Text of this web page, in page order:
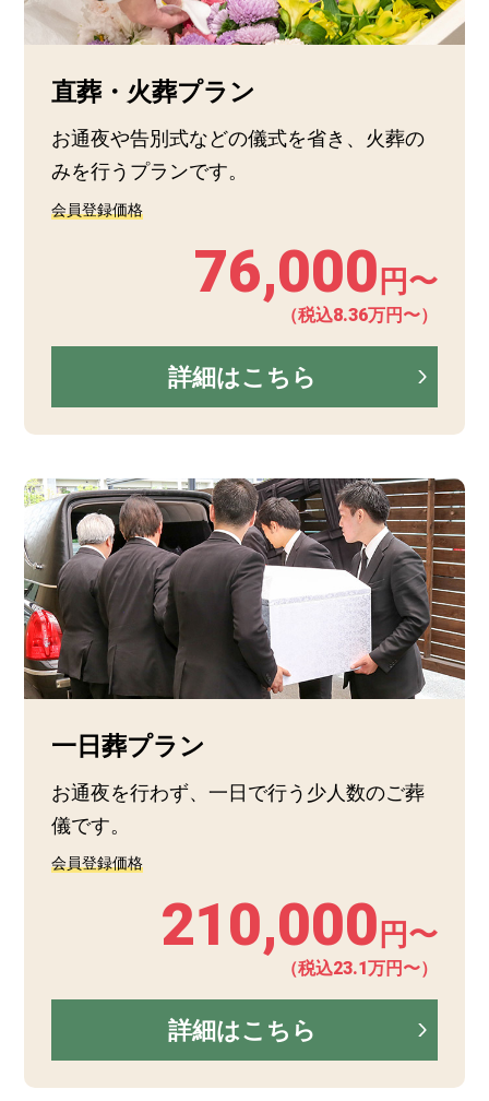
直葬・火葬プラン
お通夜や告別式などの儀式を省き、火葬の
みを行うプランです。
会員登録価格
76,000 円〜
（税込8.36万円〜）
詳細はこちら
一日葬プラン
お通夜を行わず、一日で行う少人数のご葬
儀です。
会員登録価格
210,000 円〜
（税込23.1万円〜）
詳細はこちら